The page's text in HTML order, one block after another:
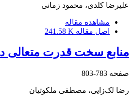
علیرضا کلدی، محمود زمانی
مشاهده مقاله
اصل مقاله 241.58 K
منابع سخت قدرت متعالی
صفحه 783-803
رضا لک‌زایی، مصطفی ملکوتیان